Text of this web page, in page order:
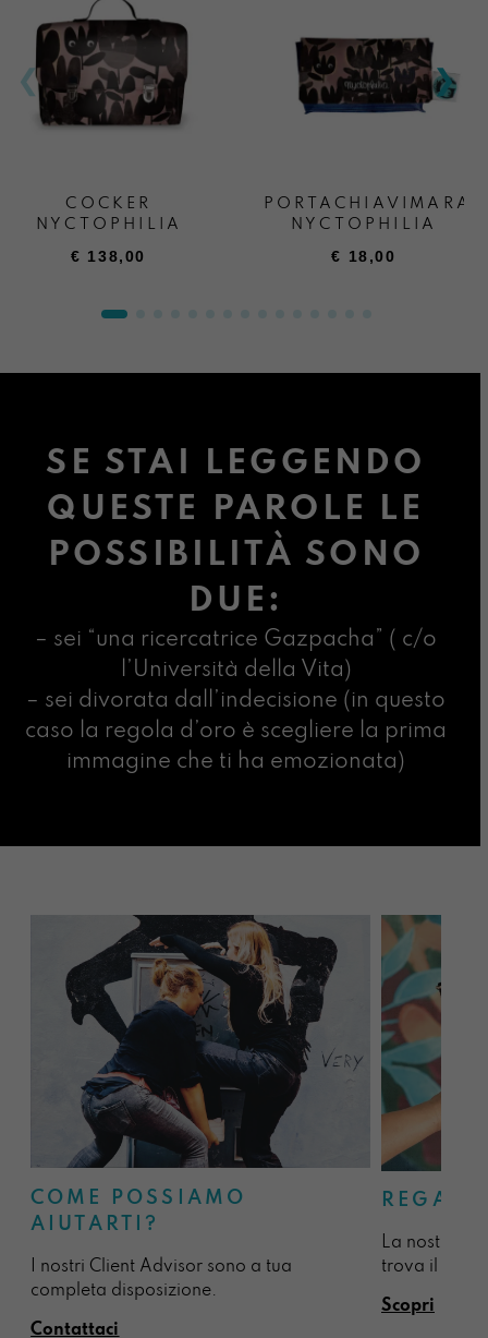
COCKER
NYCTOPHILIA
€ 138,00
PORTACHIAVIMARA
NYCTOPHILIA
€ 18,00
SE STAI LEGGENDO
QUESTE PAROLE LE
POSSIBILITÀ SONO
DUE:
– sei “una ricercatrice Gazpacha” ( c/o
l’Università della Vita)
– sei divorata dall’indecisione (in questo
caso la regola d’oro è scegliere la prima
immagine che ti ha emozionata)
COME POSSIAMO
AIUTARTI?
I nostri Client Advisor sono a tua
completa disposizione.
Contattaci
La nostra
trova il
Scopri